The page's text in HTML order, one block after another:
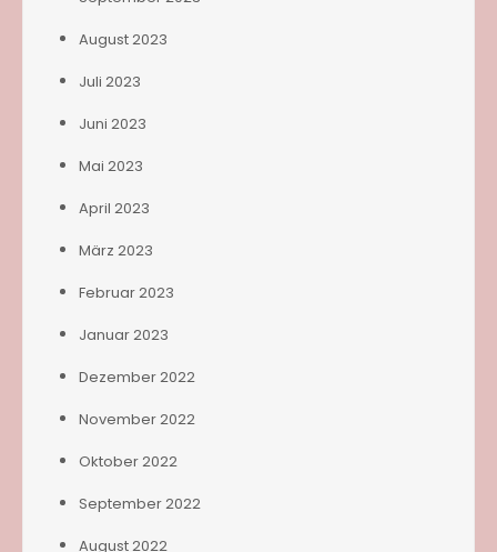
August 2023
Juli 2023
Juni 2023
Mai 2023
April 2023
März 2023
Februar 2023
Januar 2023
Dezember 2022
November 2022
Oktober 2022
September 2022
August 2022